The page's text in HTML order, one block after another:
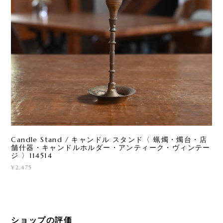
Candle Stand / キャンドル スタンド〈 蝋燭・燭台・店
舗什器・キャンドルホルダー・アンティーク・ヴィンテー
ジ 〉114514
¥2,475
ショップの評価